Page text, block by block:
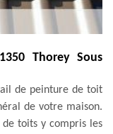
Thorey Sous
de peinture de toit
de votre maison.
de toits y compris les